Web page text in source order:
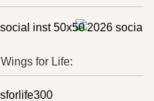
for Life: